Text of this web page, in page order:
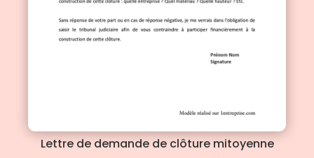
Lettre de demande de clôture mitoyenne